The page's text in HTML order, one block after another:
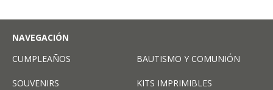
NAVEGACIÓN
CUMPLEAÑOS
BAUTISMO Y COMUNIÓN
SOUVENIRS KITS IMPRIMIBLES